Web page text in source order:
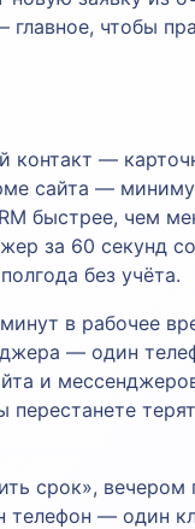
чтобы
—
сайта —
быстрее, чем
за 60 секунд
без учёта.
в рабочее
— один
и
срок», вечером
телефон — один